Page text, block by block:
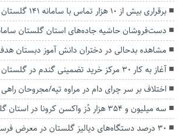
برقراری بیش از ۱۰ هزار تماس با سامانه ۱۴۱ گلستان در تعطیلات عید فطر
دست‌فروشان حاشیه جاده‌های استان گلستان
مشاهده بدحالی در دختران دانش آموز دبستان
آغاز به کار ۳۰ مرکز خرید تضمینی گندم در گلستان
اختلاف بر سر چرای دام در مراوه تپه/مجروحان
سه میلیون و ۳۵۴ هزار دُز واکسن کرونا در استان گلستان تزریق شد
۳۰ درصد دستگاه‌های دیالیز گلستان در معرض فرسودگی است